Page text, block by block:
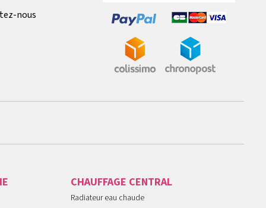
nous
CHAUFFAGE CENTRAL
Radiateur eau chaude